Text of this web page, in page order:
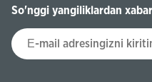
So'nggi yangiliklardan